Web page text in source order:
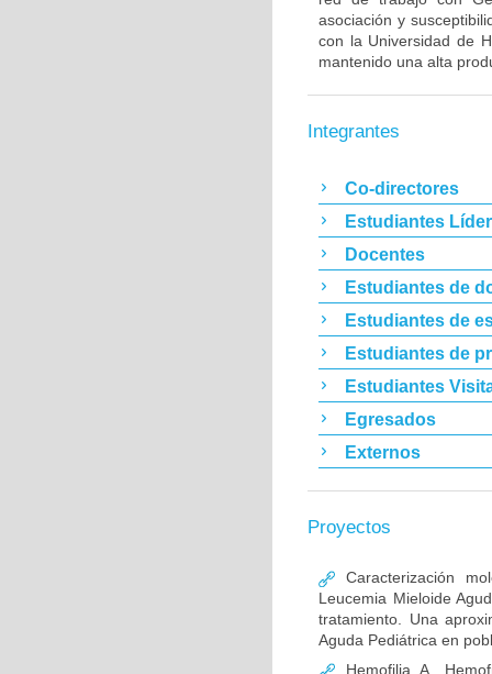
asociación y
con la Universidad de
mantenido una alta
Integrantes
Co-directores
Estudiantes
Docentes
Estudiantes de
Estudiantes de
Estudiantes de
Estudiantes
Egresados
Externos
Proyectos
Caracterización
Leucemia Mieloide
tratamiento. Una
Aguda Pediátrica en
Hemofilia A,